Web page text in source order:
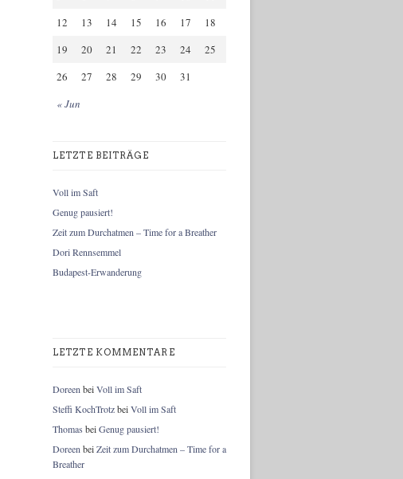
« Jun
12
13 14 15 16 17
18
19
20 21 22 23 24
25
26
27 28 29 30 31
LETZTE BEITRÄGE
Voll im Saft
Genug pausiert!
Zeit zum Durchatmen – Time for a Breather
Dori Rennsemmel
Budapest-Erwanderung
LETZTE KOMMENTARE
Doreen beiVoll im Saft
Steffi KochTrotzbeiVoll im Saft
Thomas beiGenug pausiert!
Doreen beiZeit zum Durchatmen – Time for a
Breather